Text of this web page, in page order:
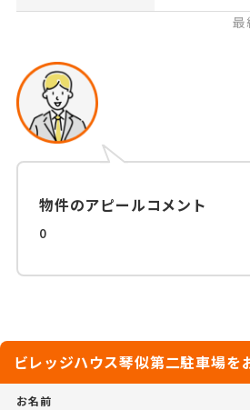
物件のアピールコメント
0
ビレッジハウス琴似第二駐車場を
お名前